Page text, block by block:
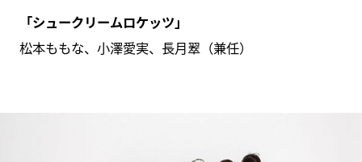
「シュークリームロケッツ」
松本ももな、小澤愛実、長月翠（兼任）